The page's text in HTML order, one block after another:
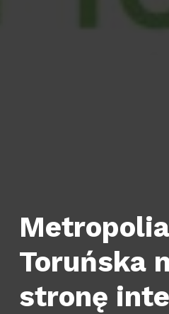
Metropolia
Toruńska
stronę